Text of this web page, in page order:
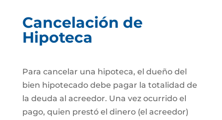
Cancelación de
Hipoteca
Para cancelar una hipoteca, el dueño del
bien hipotecado debe pagar la totalidad de
la deuda al acreedor. Una vez ocurrido el
pago, quien prestó el dinero (el acreedor)